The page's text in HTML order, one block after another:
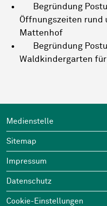
Begründung
Öffnungszeiten rund
Mattenhof
Begründung
Waldkindergarten
Footer
Wichtige Links
Medienstelle
Sitemap
Impressum
Datenschutz
Cookie-Einstellungen